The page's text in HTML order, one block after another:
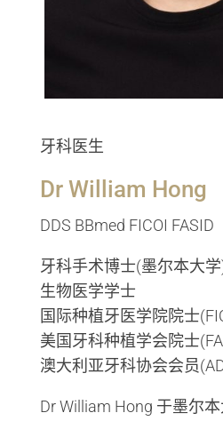
牙科医生
Dr William Hong
DDS BBmed FICOI FASID
牙科手术博士(墨尔本大
生物医学学士
国际种植牙医学院院士
美国牙科种植学会院士
澳大利亚牙科协会会员
Dr William Hong 于墨尔